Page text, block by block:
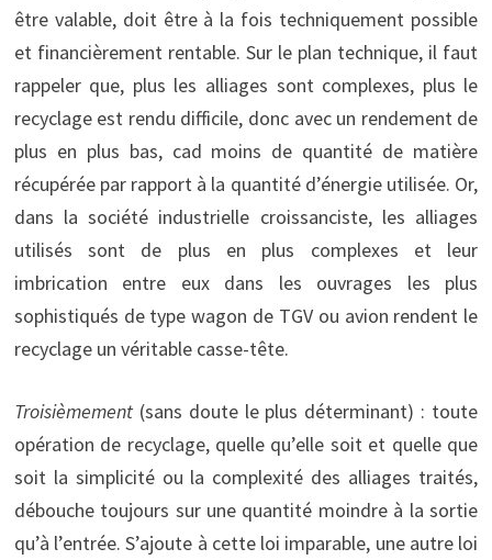
être valable, doit être à la fois techniquement possible
et financièrement rentable. Sur le plan technique, il faut
rappeler que, plus les alliages sont complexes, plus le
recyclage est rendu difficile, donc avec un rendement de
plus en plus bas, cad moins de quantité de matière
récupérée par rapport à la quantité d’énergie utilisée. Or,
dans la société industrielle croissanciste, les alliages
utilisés sont de plus en plus complexes et leur
imbrication entre eux dans les ouvrages les plus
sophistiqués de type wagon de TGV ou avion rendent le
recyclage un véritable casse-tête.
Troisièmement(sans doute le plus déterminant) : toute
opération de recyclage, quelle qu’elle soit et quelle que
soit la simplicité ou la complexité des alliages traités,
débouche toujours sur une quantité moindre à la sortie
qu’à l’entrée. S’ajoute à cette loi imparable, une autre loi